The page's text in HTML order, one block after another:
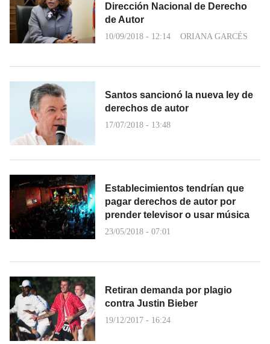
Dirección Nacional de Derecho
de Autor
10/09/2018 - 12:14 ORIANA GARCÉS
Santos sancionó la nueva ley de
derechos de autor
17/07/2018 - 13:48
Establecimientos tendrían que
pagar derechos de autor por
prender televisor o usar música
23/05/2018 - 07:01
Retiran demanda por plagio
contra Justin Bieber
19/12/2017 - 16:24